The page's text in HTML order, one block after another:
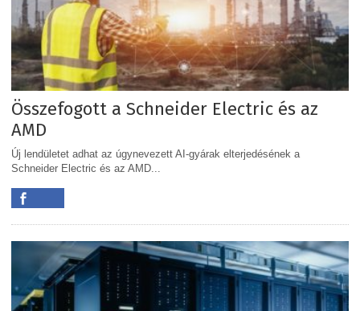
Összefogott a Schneider Electric és az
AMD
Új lendületet adhat az úgynevezett AI-gyárak elterjedésének a
Schneider Electric és az AMD...